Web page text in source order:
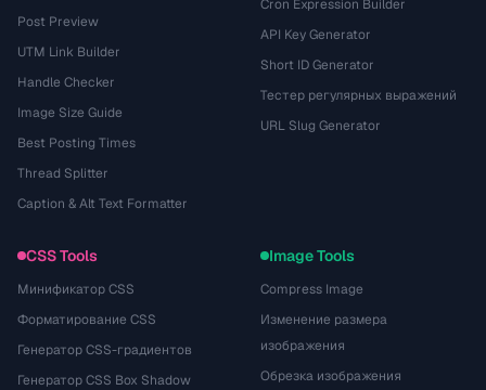
Post Preview
UTM Link Builder
Handle Checker
Image Size Guide
Best Posting Times
Thread Splitter
Caption & Alt Text Formatter
Cron Expression Builder
API Key Generator
Short ID Generator
Тестер регулярных выражений
URL Slug Generator
CSS Tools
Минификатор CSS
Форматирование CSS
Генератор CSS-градиентов
Генератор CSS Box Shadow
Image Tools
Compress Image
Изменение размера
изображения
Обрезка изображения